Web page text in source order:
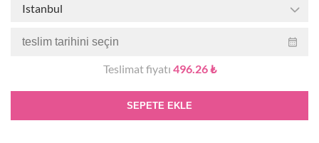
Istanbul
Teslimat fiyatı 496.26 ₺
SEPETE EKLE